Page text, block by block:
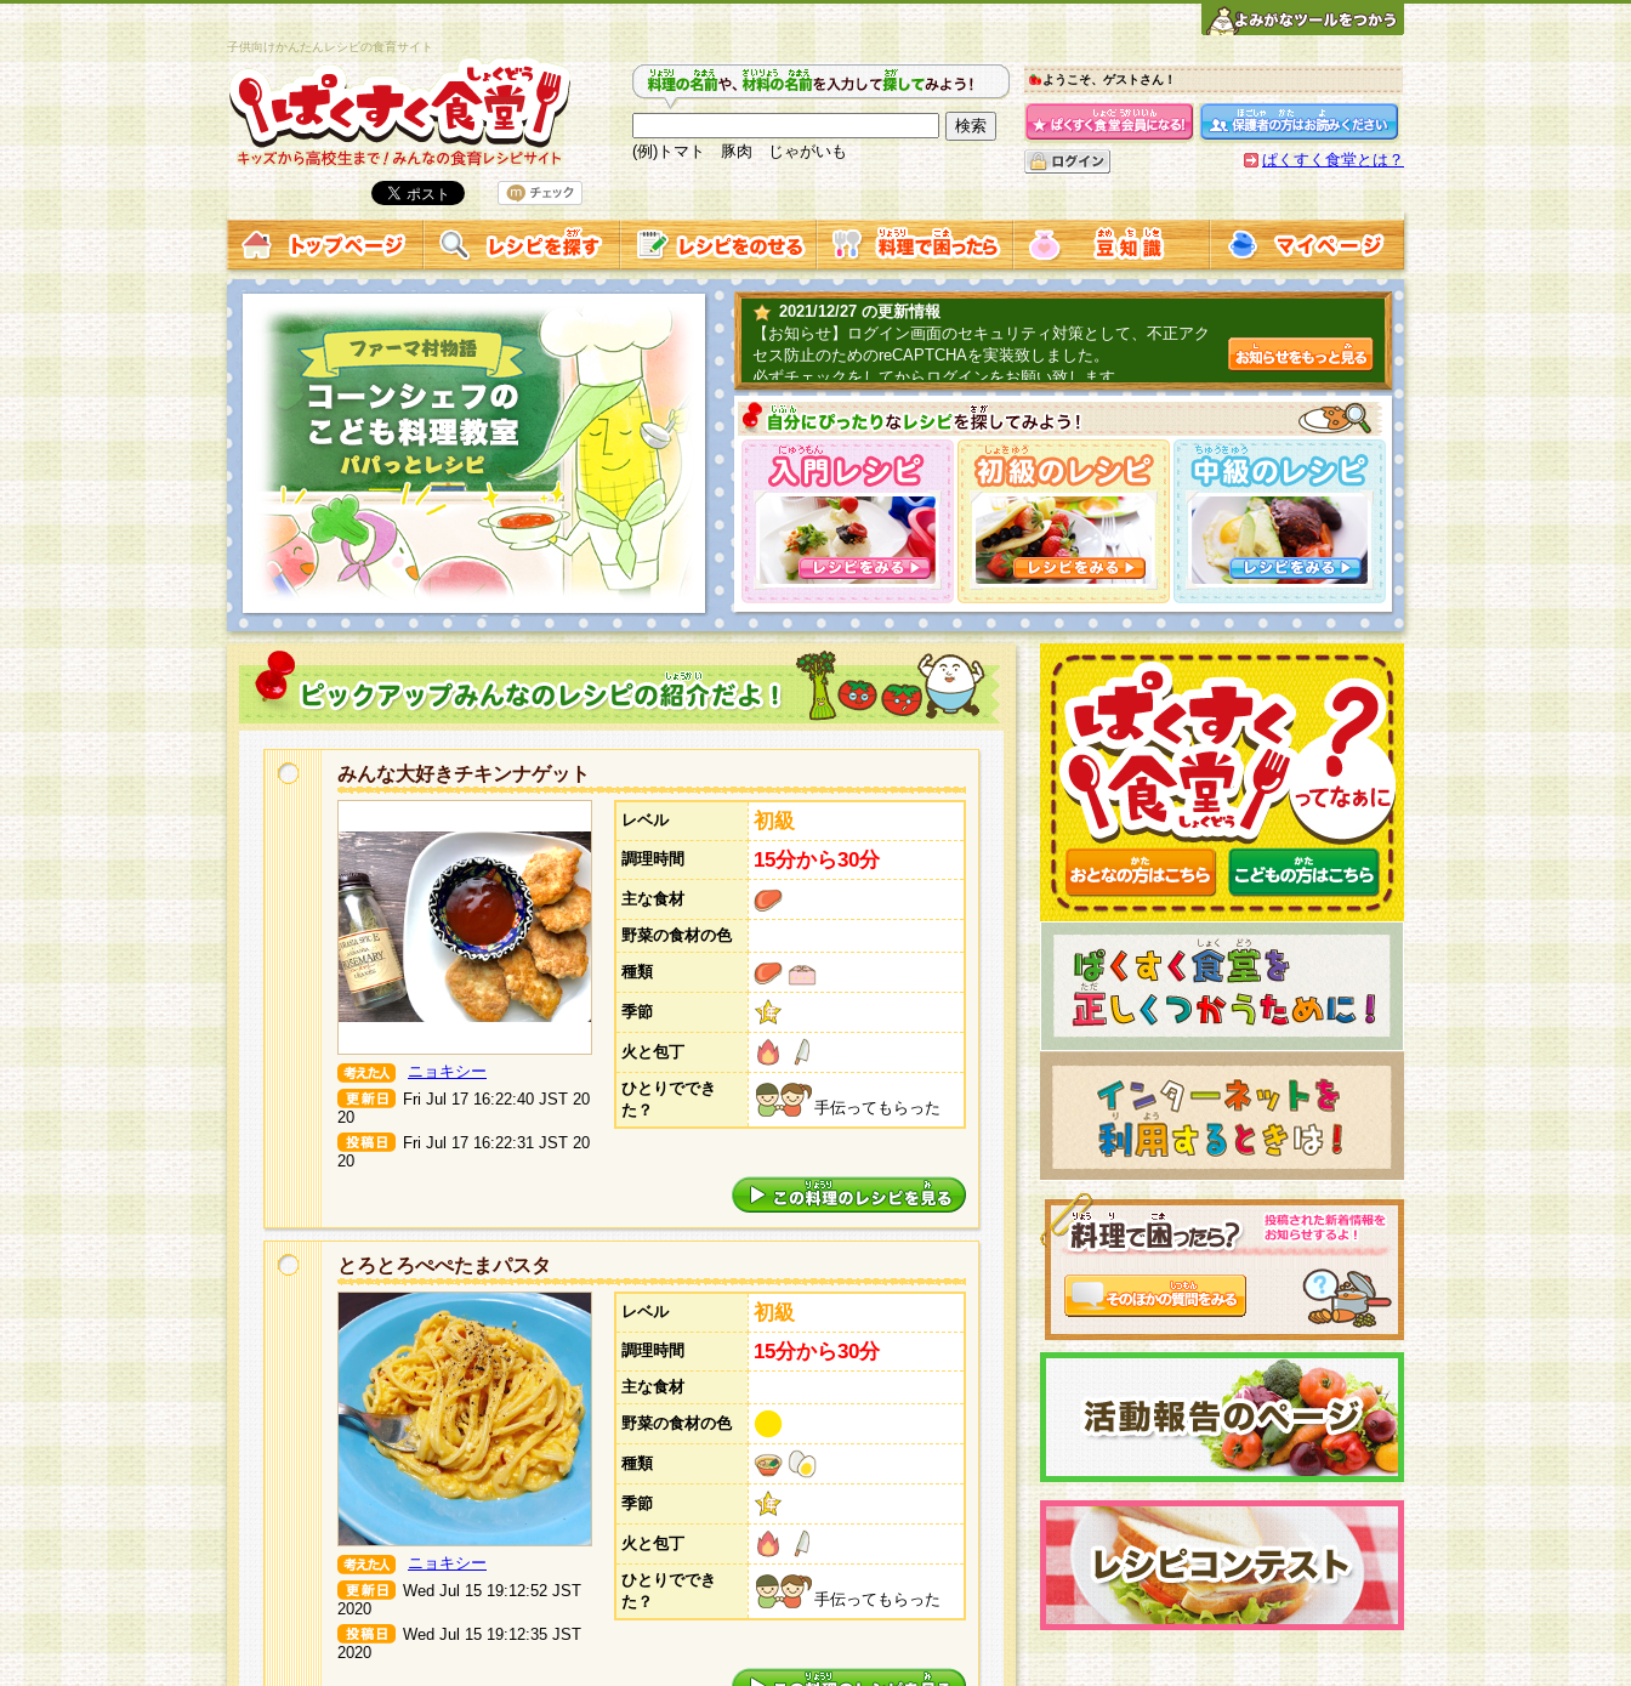
子供向けかんたんレシピの食育サイト
(例)トマト 豚肉 じゃがいも
ようこそ、ゲストさん！
ぱくすく食堂とは？
2021/12/27 の更新情報
【お知らせ】ログイン画面のセキュリティ対策として、不正アク
セス防止のためのreCAPTCHAを実装致しました。
必ずチェックをしてからログインをお願い致します。
2019/06/04 の更新情報
ファーマ村からコーンシェフが簡単レシピを紹介するよ！こちら
2018/07/01 の更新情報
チャレンジ企画第三弾！お母さん、お父さんへ日頃の感謝をこめ
てごはんを作ろう！は終了致しました。たくさんの投稿、ありが
とうございました。次回企画もお楽しみに！
みんな大好きチキンナゲット
ニョキシー
Fri Jul 17 16:22:40 JST 20
20
Fri Jul 17 16:22:31 JST 20
20
レベル 初級
調理時間 15分から30分
主な食材
野菜の食材の色
種類
季節
火と包丁
ひとりででき
た？
手伝ってもらった
とろとろぺぺたまパスタ
ニョキシー
Wed Jul 15 19:12:52 JST
2020
Wed Jul 15 19:12:35 JST
2020
レベル 初級
調理時間 15分から30分
主な食材
野菜の食材の色
種類
季節
火と包丁
ひとりででき
た？
手伝ってもらった